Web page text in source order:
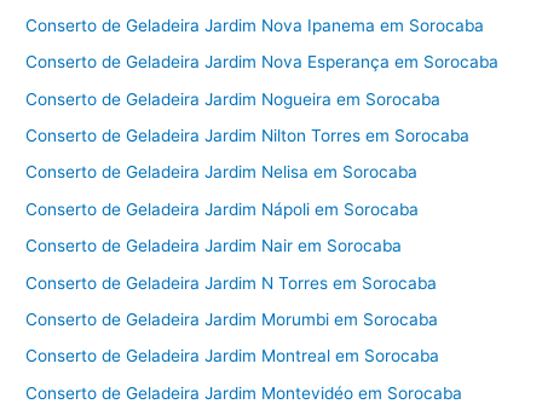
Conserto de Geladeira Jardim Nova Ipanema em Sorocaba
Conserto de Geladeira Jardim Nova Esperança em Sorocaba
Conserto de Geladeira Jardim Nogueira em Sorocaba
Conserto de Geladeira Jardim Nilton Torres em Sorocaba
Conserto de Geladeira Jardim Nelisa em Sorocaba
Conserto de Geladeira Jardim Nápoli em Sorocaba
Conserto de Geladeira Jardim Nair em Sorocaba
Conserto de Geladeira Jardim N Torres em Sorocaba
Conserto de Geladeira Jardim Morumbi em Sorocaba
Conserto de Geladeira Jardim Montreal em Sorocaba
Conserto de Geladeira Jardim Montevidéo em Sorocaba